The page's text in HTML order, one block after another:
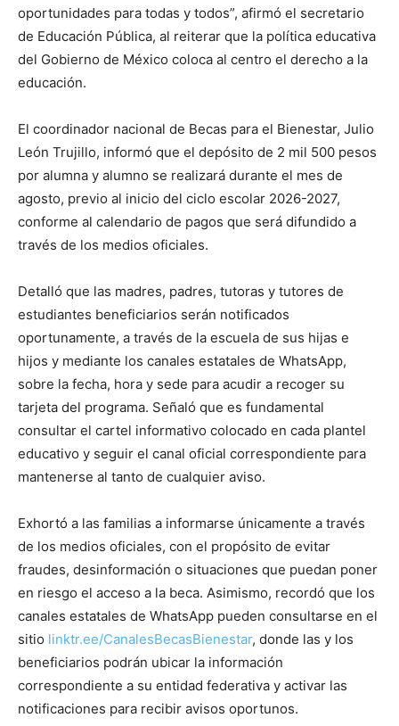
oportunidades para todas y todos”, afirmó el secretario
de Educación Pública, al reiterar que la política educativa
del Gobierno de México coloca al centro el derecho a la
educación.
El coordinador nacional de Becas para el Bienestar, Julio
León Trujillo, informó que el depósito de 2 mil 500 pesos
por alumna y alumno se realizará durante el mes de
agosto, previo al inicio del ciclo escolar 2026-2027,
conforme al calendario de pagos que será difundido a
través de los medios oficiales.
Detalló que las madres, padres, tutoras y tutores de
estudiantes beneficiarios serán notificados
oportunamente, a través de la escuela de sus hijas e
hijos y mediante los canales estatales de WhatsApp,
sobre la fecha, hora y sede para acudir a recoger su
tarjeta del programa. Señaló que es fundamental
consultar el cartel informativo colocado en cada plantel
educativo y seguir el canal oficial correspondiente para
mantenerse al tanto de cualquier aviso.
Exhortó a las familias a informarse únicamente a través
de los medios oficiales, con el propósito de evitar
fraudes, desinformación o situaciones que puedan poner
en riesgo el acceso a la beca. Asimismo, recordó que los
canales estatales de WhatsApp pueden consultarse en el
sitio linktr.ee/CanalesBecasBienestar, donde las y los
beneficiarios podrán ubicar la información
correspondiente a su entidad federativa y activar las
notificaciones para recibir avisos oportunos.